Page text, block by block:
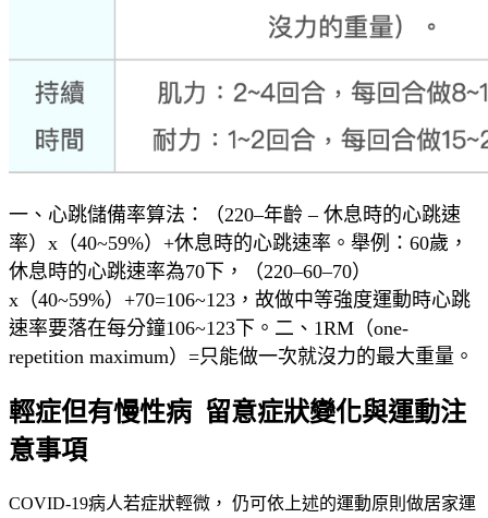
一、心跳儲備率算法：（220–年齡 – 休息時的心跳速
率）x（40~59%）+休息時的心跳速率。舉例：60歲，
休息時的心跳速率為70下，（220–60–70）
x（40~59%）+70=106~123，故做中等強度運動時心跳
速率要落在每分鐘106~123下。二、1RM（one-
repetition maximum）=只能做一次就沒力的最大重量。
輕症但有慢性病 留意症狀變化與運動注
意事項
COVID-19病人若症狀輕微， 仍可依上述的運動原則做居家運